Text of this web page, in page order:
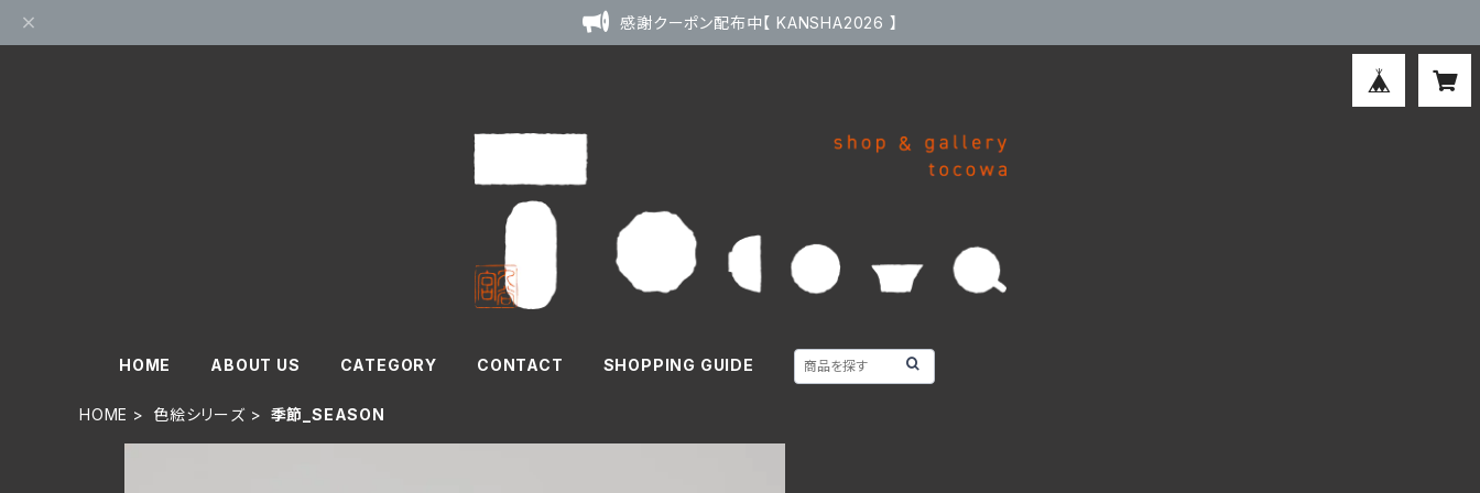
感謝クーポン配布中【 KANSHA2026 】
HOME ABOUT US CATEGORY CONTACT SHOPPING GUIDE
HOME 色絵シリーズ 季節_SEASON